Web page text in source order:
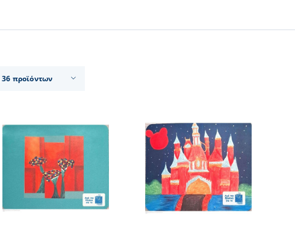
36 προϊόντων
ΠΡΟΣΘΗΚΗ ΣΤΟ
ΚΑΛΑΘΙ
ΛΕΠΤΟΜΕΡΕΙΕΣ